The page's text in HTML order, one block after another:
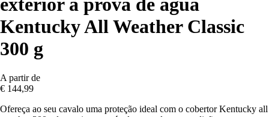
Kentucky All Weather Classic
300 g
A partir de
€ 144,99
Ofereça ao seu cavalo uma proteção ideal com o cobertor Kentucky all